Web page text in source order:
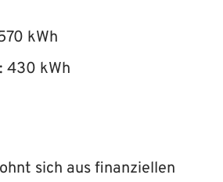
kWh
430 kWh
sich aus finanziellen